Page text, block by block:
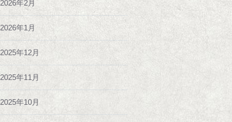
2026年2月
2026年1月
2025年12月
2025年11月
2025年10月